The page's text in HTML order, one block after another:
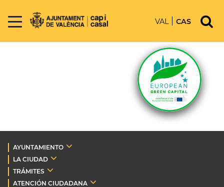
VAL CAS
AYUNTAMIENTO
LA CIUDAD
TRÁMITES
ATENCIÓN CIUDADANA